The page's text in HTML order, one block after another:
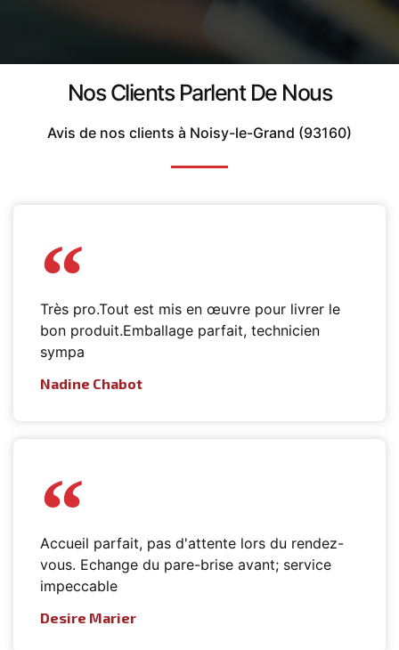
Nos Clients Parlent De Nous
Avis de nos clients à Noisy-le-Grand (93160)
Très pro.Tout est mis en œuvre pour livrer le
bon produit.Emballage parfait, technicien
sympa
Nadine Chabot
Accueil parfait, pas d'attente lors du rendez-
vous. Echange du pare-brise avant; service
impeccable
Desire Marier